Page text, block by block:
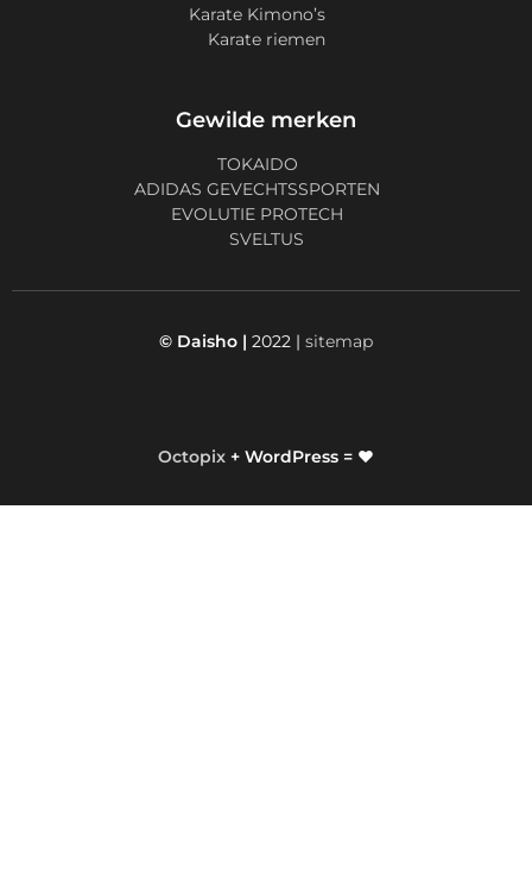
Karate Kimono’s
Karate riemen
Gewilde merken
TOKAIDO
ADIDAS GEVECHTSSPORTEN
EVOLUTIE PROTECH
SVELTUS
© Daisho | 2022 | sitemap
Octopix + WordPress = ❤